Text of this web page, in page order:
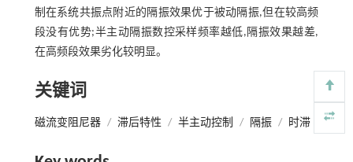
制在系统共振点附近的隔振效果优于被动隔振,但在较高频
段没有优势;半主动隔振数控采样频率越低,隔振效果越差,
在高频段效果劣化较明显。
关键词
磁流变阻尼器 / 滞后特性 / 半主动控制 / 隔振 / 时滞